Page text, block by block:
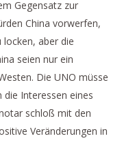
Gegensatz zur
China vorwerfen,
locken, aber die
seien nur ein
Die UNO müsse
Interessen eines
schloß mit den
Veränderungen in